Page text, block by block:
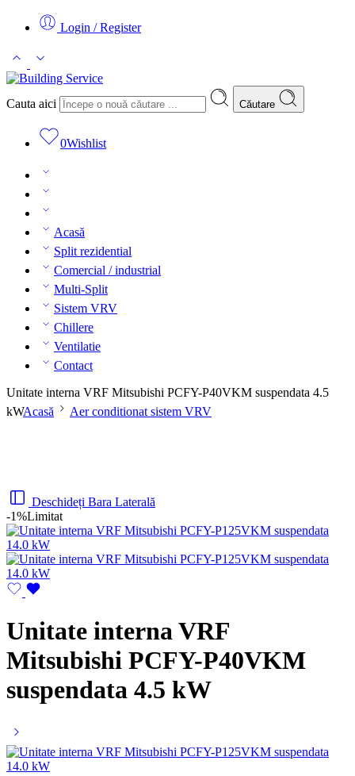
Login / Register
Cauta aici Căutare
0Wishlist
Acasă
Split rezidential
Comercial / industrial
Multi-Split
Sistem VRV
Chillere
Ventilatie
Contact
Unitate interna VRF Mitsubishi PCFY-P40VKM suspendata 4.5
kWAcasă Aer conditionat sistem VRV
Deschideți Bara Laterală
-1%Limitat
Unitate interna VRF
Mitsubishi PCFY-P40VKM
suspendata 4.5 kW